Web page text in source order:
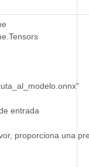
entrada
una